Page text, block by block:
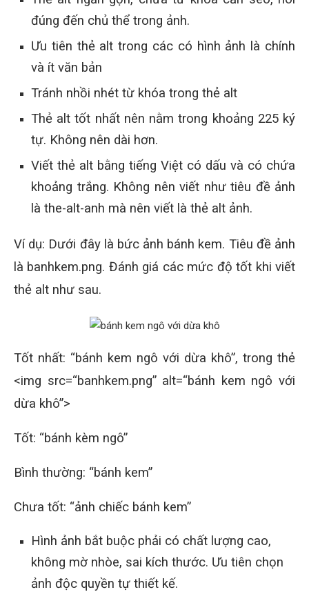
đúng đến chủ thể trong ảnh.
Ưu tiên thẻ alt trong các có hình ảnh là chính
và ít văn bản
Tránh nhồi nhét từ khóa trong thẻ alt
Thẻ alt tốt nhất nên nằm trong khoảng 225 ký
tự. Không nên dài hơn.
Viết thẻ alt bằng tiếng Việt có dấu và có chứa
khoảng trắng. Không nên viết như tiêu đề ảnh
là the-alt-anh mà nên viết là thẻ alt ảnh.
Ví dụ: Dưới đây là bức ảnh bánh kem. Tiêu đề ảnh
là banhkem.png. Đánh giá các mức độ tốt khi viết
thẻ alt như sau.
Tốt nhất: “bánh kem ngô với dừa khô”, trong thẻ
<img src=“banhkem.png” alt=“bánh kem ngô với
dừa khô”>
Tốt: “bánh kèm ngô”
Bình thường: “bánh kem”
Chưa tốt: “ảnh chiếc bánh kem”
Hình ảnh bắt buộc phải có chất lượng cao,
không mờ nhòe, sai kích thước. Ưu tiên chọn
ảnh độc quyền tự thiết kế.